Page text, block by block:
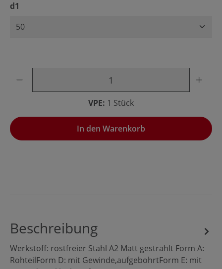
d1
VPE: 1 Stück
In den Warenkorb
Beschreibung
Werkstoff: rostfreier Stahl A2 Matt gestrahlt Form A:
RohteilForm D: mit Gewinde,aufgebohrtForm E: mit